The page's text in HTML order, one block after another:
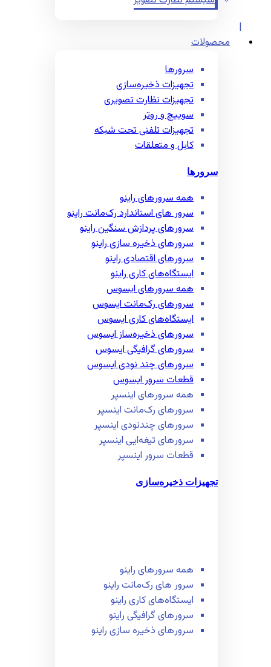
محصولات
سرورها
تجهیزات ذخیره‌سازی
تجهیزات نظارت تصویری
سوییچ و روتر
تجهیزات تلفنی تحت شبکه
کابل و متعلقات
سرورها
همه سرور‌های راینو
سرور ‌های استاندارد رک‌مانت راینو
سرور‌های پردازش سنگین راینو
سرور‌های ذخیره سازی راینو
سرور‌های اقتصادی راینو
ایستگاه‌های کاری راینو
همه سرور‌های ایسوس
سرور‌های رک‌مانت ایسوس
ایستگاه‌های کاری ایسوس
سرور‌های ذخیره‌ساز ایسوس
سرور‌های گرافیگی ایسوس
سرور‌های چند نودی ایسوس
قطعات سرور ایسوس
همه سرور‌های اینسپر
سرور‌های رک‌مانت اینسپر
سرور‌های چند‌نودی اینسپر
سرور‌های تیغه‌ایی اینسپر
قطعات سرور اینسپر
تجهیزات ذخیره‌سازی
همه سرور‌های راینو
سرور ‌های رک‌مانت راینو
ایستگاه‌های کاری راینو
سرور‌های گرافیگی راینو
سرور‌های ذخیره سازی راینو